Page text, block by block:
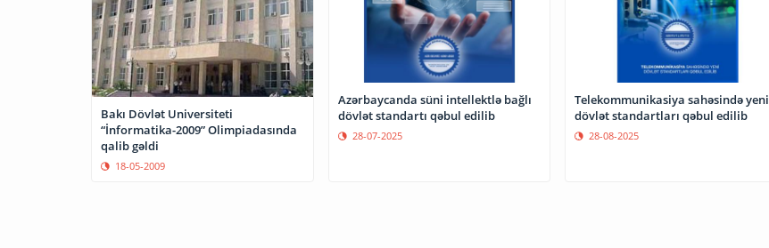
Bakı Dövlət Universiteti
“İnformatika-2009” Olimpiadasında
qalib gəldi
18-05-2009
Azərbaycanda süni intellektlə bağlı
dövlət standartı qəbul edilib
28-07-2025
Telekommunikasiya sahəsində yeni
dövlət standartları qəbul edilib
28-08-2025